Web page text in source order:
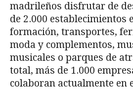
madrileños disfrutar de
de 2.000 establecimientos
formación, transportes,
moda y complementos,
musicales o parques de
total, más de 1.000
colaboran actualmente en